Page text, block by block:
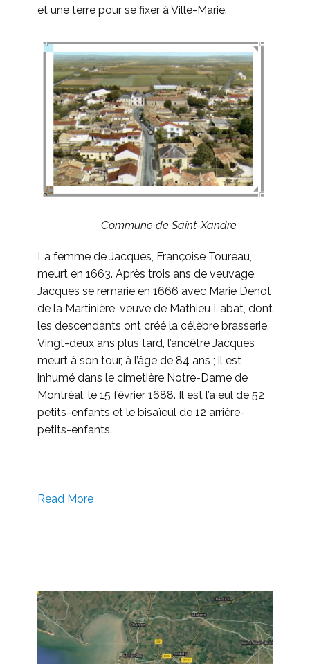
et une terre pour se fixer à Ville-Marie.
Commune de Saint-Xandre
La femme de Jacques, Françoise Toureau,
meurt en 1663. Après trois ans de veuvage,
Jacques se remarie en 1666 avec Marie Denot
de la Martinière, veuve de Mathieu Labat, dont
les descendants ont créé la célèbre brasserie.
Vingt-deux ans plus tard, l’ancêtre Jacques
meurt à son tour, à l’âge de 84 ans ; il est
inhumé dans le cimetière Notre-Dame de
Montréal, le 15 février 1688. Il est l’aïeul de 52
petits-enfants et le bisaïeul de 12 arrière-
petits-enfants.
Read More